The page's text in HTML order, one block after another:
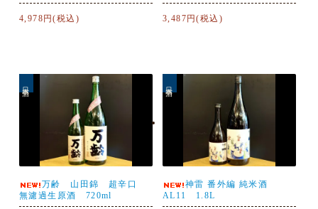
4,978円(税込) 3,487円(税込)
万齢 山田錦 超辛口
無濾過生原酒 720ml
神雷 番外編 純米酒
AL11 1.8L